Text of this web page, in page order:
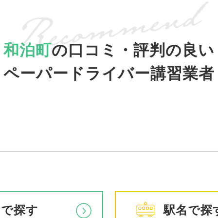
和泊町の口コミ・評判の良い
ペーパードライバー講習業者
探す 駅名で探